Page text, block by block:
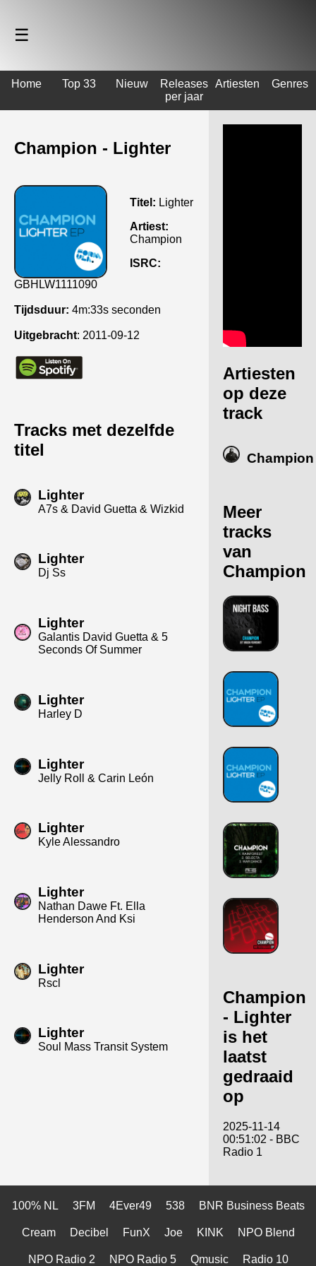
☰
Home Top 33 Nieuw
Releases
per jaar
Artiesten Genres
Champion - Lighter
Titel: Lighter
Artiest:
Champion
ISRC:
GBHLW1111090
Tijdsduur: 4m:33s seconden
Uitgebracht: 2011-09-12
Tracks met dezelfde
titel
Lighter
A7s & David Guetta & Wizkid
Lighter
Dj Ss
Lighter
Galantis David Guetta & 5
Seconds Of Summer
Lighter
Harley D
Lighter
Jelly Roll & Carin León
Lighter
Kyle Alessandro
Lighter
Nathan Dawe Ft. Ella
Henderson And Ksi
Lighter
Rscl
Lighter
Soul Mass Transit System
Artiesten
op deze
track
Champion
Meer
tracks
van
Champion
Champion
- Lighter
is het
laatst
gedraaid
op
2025-11-14
00:51:02 - BBC
Radio 1
100% NL 3FM 4Ever49 538 BNR Business Beats
Cream Decibel FunX Joe KINK NPO Blend
NPO Radio 2 NPO Radio 5 Qmusic Radio 10